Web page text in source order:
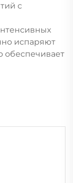
с
испаряют
обеспечивает